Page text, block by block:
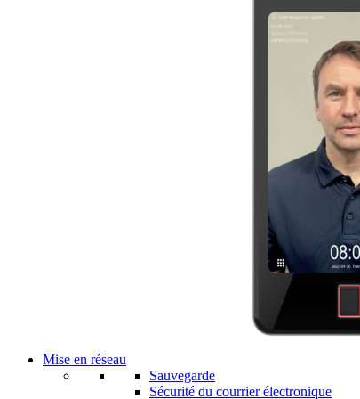
Mise en réseau
Sauvegarde
Sécurité du courrier électronique